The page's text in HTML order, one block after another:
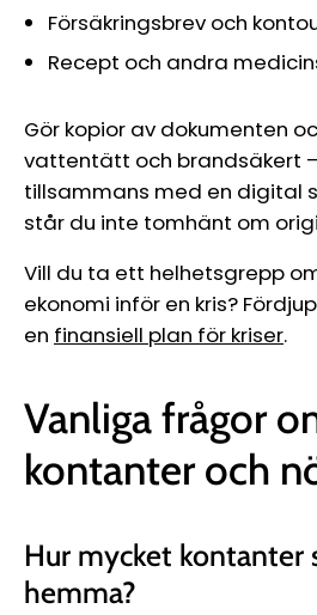
Försäkringsbrev och
Recept och andra
Gör kopior av dokumenten
vattentätt och brandsäkert
tillsammans med en digital
står du inte tomhänt om
Vill du ta ett helhetsgrepp
ekonomi inför en kris?
en finansiell plan för kriser.
Vanliga frågor
kontanter och
Hur mycket kontanter
hemma?